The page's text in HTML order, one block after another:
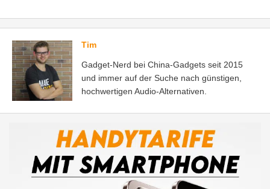
Tim
Gadget-Nerd bei China-Gadgets seit 2015
und immer auf der Suche nach günstigen,
hochwertigen Audio-Alternativen.